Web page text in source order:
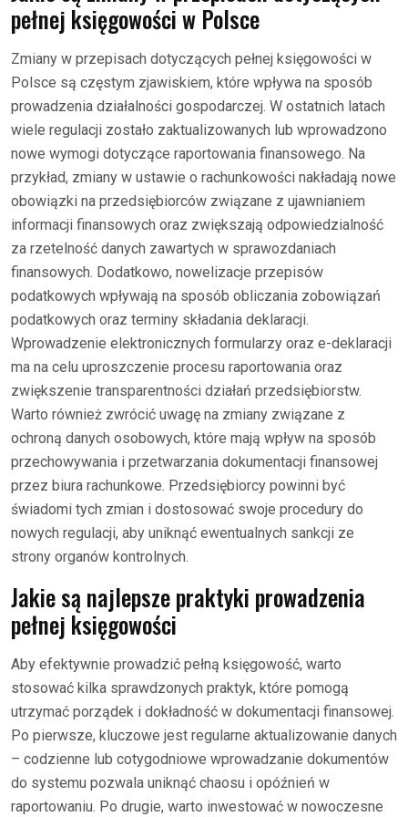
pełnej księgowości w Polsce
Zmiany w przepisach dotyczących pełnej księgowości w
Polsce są częstym zjawiskiem, które wpływa na sposób
prowadzenia działalności gospodarczej. W ostatnich latach
wiele regulacji zostało zaktualizowanych lub wprowadzono
nowe wymogi dotyczące raportowania finansowego. Na
przykład, zmiany w ustawie o rachunkowości nakładają nowe
obowiązki na przedsiębiorców związane z ujawnianiem
informacji finansowych oraz zwiększają odpowiedzialność
za rzetelność danych zawartych w sprawozdaniach
finansowych. Dodatkowo, nowelizacje przepisów
podatkowych wpływają na sposób obliczania zobowiązań
podatkowych oraz terminy składania deklaracji.
Wprowadzenie elektronicznych formularzy oraz e-deklaracji
ma na celu uproszczenie procesu raportowania oraz
zwiększenie transparentności działań przedsiębiorstw.
Warto również zwrócić uwagę na zmiany związane z
ochroną danych osobowych, które mają wpływ na sposób
przechowywania i przetwarzania dokumentacji finansowej
przez biura rachunkowe. Przedsiębiorcy powinni być
świadomi tych zmian i dostosować swoje procedury do
nowych regulacji, aby uniknąć ewentualnych sankcji ze
strony organów kontrolnych.
Jakie są najlepsze praktyki prowadzenia
pełnej księgowości
Aby efektywnie prowadzić pełną księgowość, warto
stosować kilka sprawdzonych praktyk, które pomogą
utrzymać porządek i dokładność w dokumentacji finansowej.
Po pierwsze, kluczowe jest regularne aktualizowanie danych
– codzienne lub cotygodniowe wprowadzanie dokumentów
do systemu pozwala uniknąć chaosu i opóźnień w
raportowaniu. Po drugie, warto inwestować w nowoczesne